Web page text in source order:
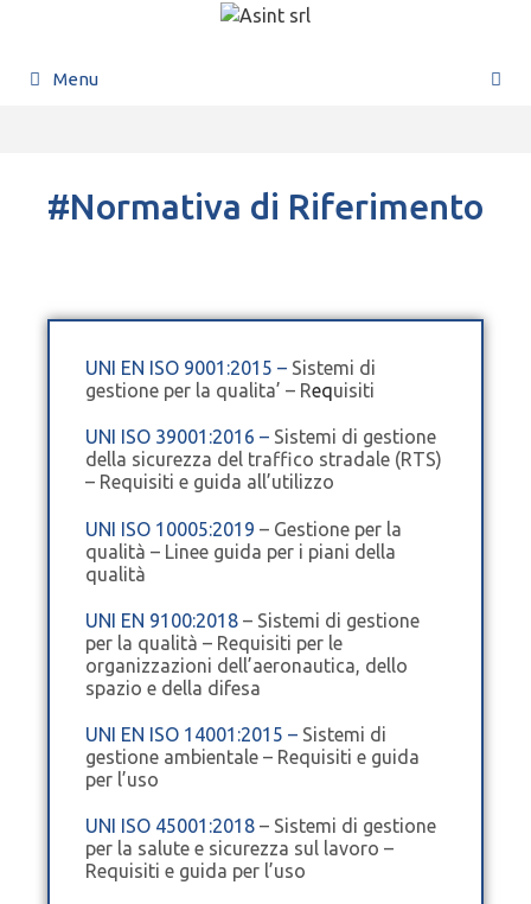
Menu
#Normativa di Riferimento
UNI EN ISO 9001:2015 – Sistemi di
gestione per la qualita’ – Requisiti
UNI ISO 39001:2016 – Sistemi di gestione
della sicurezza del traffico stradale (RTS)
– Requisiti e guida all’utilizzo
UNI ISO 10005:2019 – Gestione per la
qualità – Linee guida per i piani della
qualità
UNI EN 9100:2018 – Sistemi di gestione
per la qualità – Requisiti per le
organizzazioni dell’aeronautica, dello
spazio e della difesa
UNI EN ISO 14001:2015 – Sistemi di
gestione ambientale – Requisiti e guida
per l’uso
UNI ISO 45001:2018 – Sistemi di gestione
per la salute e sicurezza sul lavoro –
Requisiti e guida per l’uso